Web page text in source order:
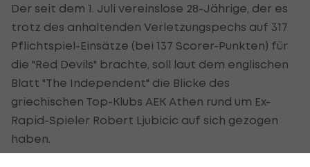
Der seit dem 1. Juli vereinslose 28-Jährige, der es
trotz des anhaltenden Verletzungspechs auf 317
Pflichtspiel-Einsätze (bei 137 Scorer-Punkten) für
die "Red Devils" brachte, soll laut dem englischen
Blatt "The Independent" die Blicke des
griechischen Top-Klubs AEK Athen rund um Ex-
Rapid-Spieler Robert Ljubicic auf sich gezogen
haben.